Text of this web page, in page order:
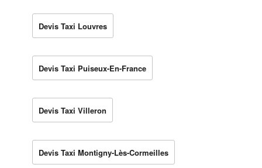
Devis Taxi Louvres
Devis Taxi Puiseux-En-France
Devis Taxi Villeron
Devis Taxi Montigny-Lès-Cormeilles